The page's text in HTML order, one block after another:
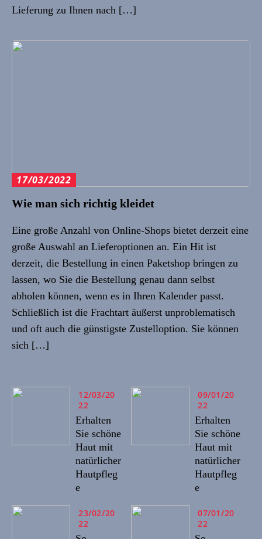
Lieferung zu Ihnen nach […]
17/03/2022
Wie man sich richtig kleidet
Eine große Anzahl von Online-Shops bietet derzeit eine
große Auswahl an Lieferoptionen an. Ein Hit ist
derzeit, die Bestellung in einen Paketshop bringen zu
lassen, wo Sie die Bestellung genau dann selbst
abholen können, wenn es in Ihren Kalender passt.
Schließlich ist die Frachtart äußerst unproblematisch
und oft auch die günstigste Zustelloption. Sie können
sich […]
12/03/20
22
Erhalten
Sie schöne
Haut mit
natürlicher
Hautpfleg
e
23/02/20
22
09/01/20
22
Erhalten
Sie schöne
Haut mit
natürlicher
Hautpfleg
e
07/01/20
22